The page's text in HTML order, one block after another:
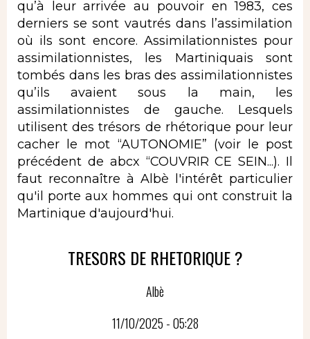
qu’à leur arrivée au pouvoir en 1983, ces
derniers se sont vautrés dans l’assimilation
où ils sont encore. Assimilationnistes pour
assimilationnistes, les Martiniquais sont
tombés dans les bras des assimilationnistes
qu’ils avaient sous la main, les
assimilationnistes de gauche. Lesquels
utilisent des trésors de rhétorique pour leur
cacher le mot “AUTONOMIE” (voir le post
précédent de abcx “COUVRIR CE SEIN...). Il
faut reconnaître à Albè l'intérêt particulier
qu'il porte aux hommes qui ont construit la
Martinique d'aujourd'hui.
TRESORS DE RHETORIQUE ?
Albè
11/10/2025 - 05:28